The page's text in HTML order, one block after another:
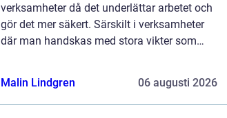
verksamheter då det underlättar arbetet och
gör det mer säkert. Särskilt i verksamheter
där man handskas med stora vikter som
Malin Lindgren 06 augusti 2026